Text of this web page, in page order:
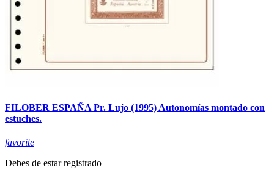
FILOBER ESPAÑA Pr. Lujo (1995) Autonomías montado con
estuches.
favorite
Debes de estar registrado